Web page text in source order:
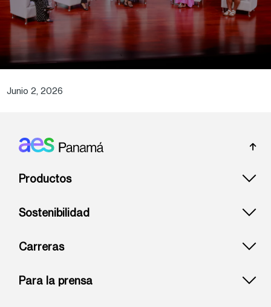
Junio 2, 2026
Footer: Panama
Productos
Sostenibilidad
Carreras
Para la prensa